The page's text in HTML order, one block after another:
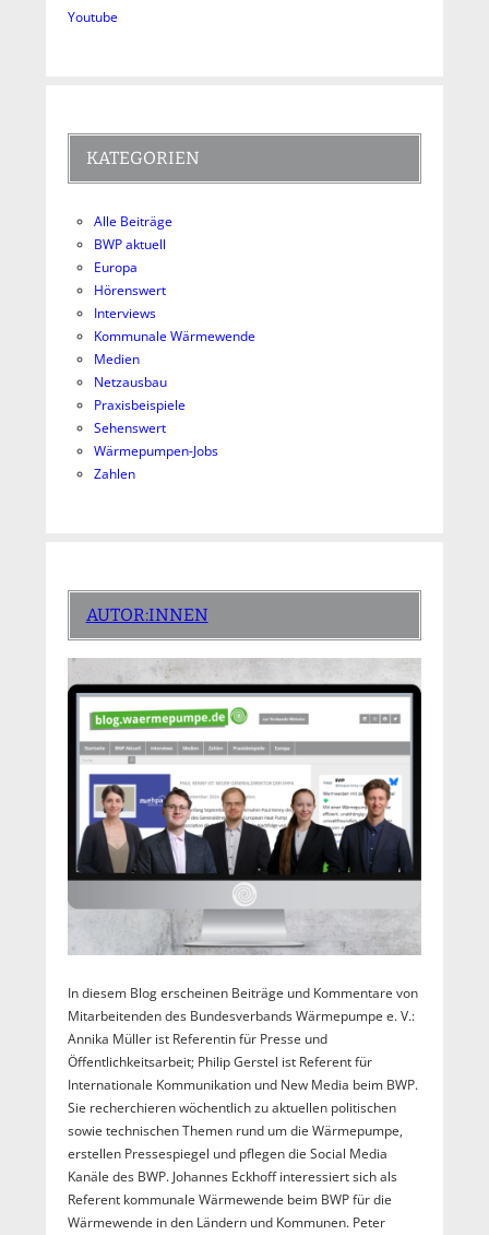
Youtube
KATEGORIEN
Alle Beiträge
BWP aktuell
Europa
Hörenswert
Interviews
Kommunale Wärmewende
Medien
Netzausbau
Praxisbeispiele
Sehenswert
Wärmepumpen-Jobs
Zahlen
AUTOR:INNEN
In diesem Blog erscheinen Beiträge und Kommentare von
Mitarbeitenden des Bundesverbands Wärmepumpe e. V.:
Annika Müller ist Referentin für Presse und
Öffentlichkeitsarbeit; Philip Gerstel ist Referent für
Internationale Kommunikation und New Media beim BWP.
Sie recherchieren wöchentlich zu aktuellen politischen
sowie technischen Themen rund um die Wärmepumpe,
erstellen Pressespiegel und pflegen die Social Media
Kanäle des BWP. Johannes Eckhoff interessiert sich als
Referent kommunale Wärmewende beim BWP für die
Wärmewende in den Ländern und Kommunen. Peter